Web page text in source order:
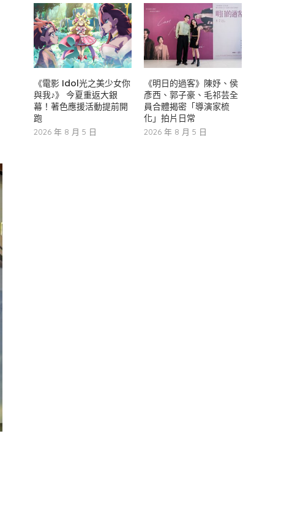
《電影 Idol光之美少女你
與我♪》 今夏重返大銀
幕！著色應援活動提前開
跑
2026 年 8 月 5 日
《明日的過客》陳妤、侯
彥西、郭子豪、毛祁芸全
員合體揭密「導演家梳
化」拍片日常
2026 年 8 月 5 日